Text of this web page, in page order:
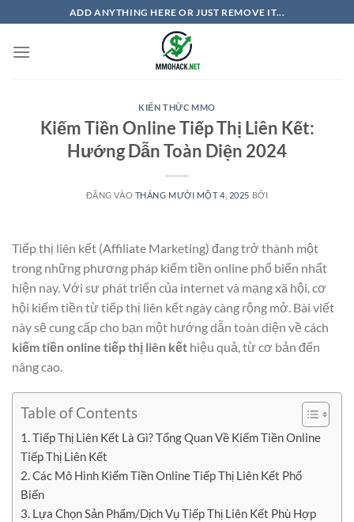
qua
nội
ADD ANYTHING HERE OR JUST REMOVE IT...
KIẾN THỨC MMO
Kiếm Tiền Online Tiếp Thị Liên Kết:
Hướng Dẫn Toàn Diện 2024
ĐĂNG VÀO THÁNG MƯỜI MỘT 4, 2025 BỞI
Tiếp thị liên kết (Affiliate Marketing) đang trở thành một
trong những phương pháp kiếm tiền online phổ biến nhất
hiện nay. Với sự phát triển của internet và mạng xã hội, cơ
hội kiếm tiền từ tiếp thị liên kết ngày càng rộng mở. Bài viết
này sẽ cung cấp cho bạn một hướng dẫn toàn diện về cách
kiếm tiền online tiếp thị liên kết hiệu quả, từ cơ bản đến
nâng cao.
Table of Contents
1. Tiếp Thị Liên Kết Là Gì? Tổng Quan Về Kiếm Tiền Online
Tiếp Thị Liên Kết
2. Các Mô Hình Kiếm Tiền Online Tiếp Thị Liên Kết Phổ
Biến
3. Lựa Chọn Sản Phẩm/Dịch Vụ Tiếp Thị Liên Kết Phù Hợp